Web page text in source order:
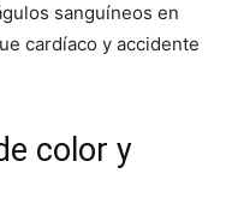
sanguíneos en
cardíaco y accidente
color y